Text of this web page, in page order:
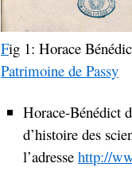
Fig 1: Horace
Patrimoine de Passy
Horace-Bénédict
d’histoire des
l’adressehttp://